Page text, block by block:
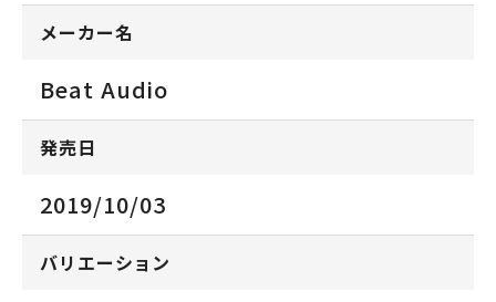
メーカー名
Beat Audio
発売日
2019/10/03
バリエーション